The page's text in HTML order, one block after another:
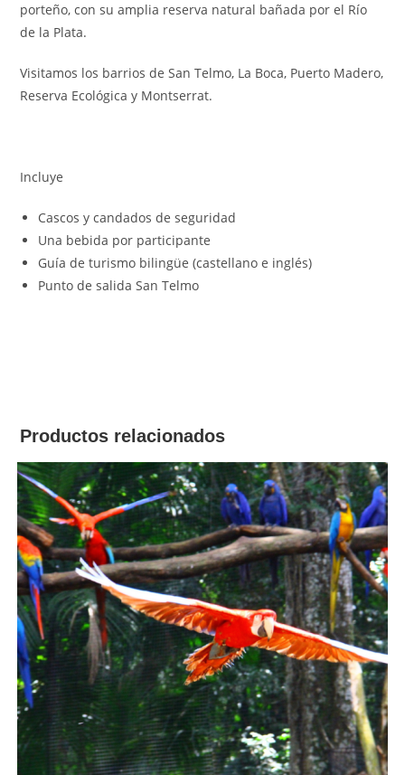
porteño, con su amplia reserva natural bañada por el Río
de la Plata.
Visitamos los barrios de San Telmo, La Boca, Puerto Madero,
Reserva Ecológica y Montserrat.
Incluye
Cascos y candados de seguridad
Una bebida por participante
Guía de turismo bilingüe (castellano e inglés)
Punto de salida San Telmo
Productos relacionados